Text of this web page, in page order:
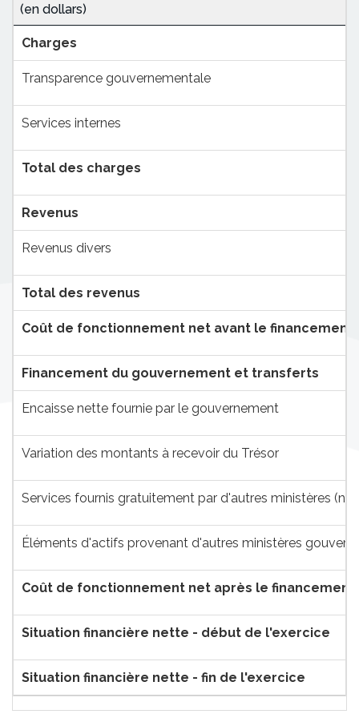
(en dollars)
Charges
Transparence gouvernementale
Services internes
Total des charges
Revenus
Revenus divers
Total des revenus
Coût de fonctionnement net avant le
Financement du gouvernement et transferts
Encaisse nette fournie par le gouvernement
Variation des montants à recevoir du Trésor
Services fournis gratuitement par d'autres ministères
Éléments d'actifs provenant d'autres ministères
Coût de fonctionnement net après le
Situation financière nette - début de l'exercice
Situation financière nette - fin de l'exercice